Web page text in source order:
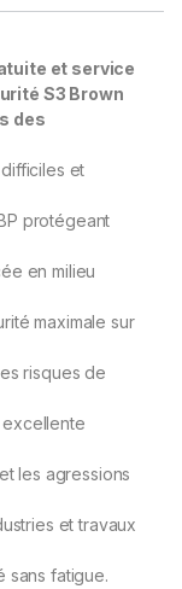
et service
S3 Brown
des
et
protégeant
en milieu
maximale sur
risques de
les agressions
et travaux
sans fatigue.